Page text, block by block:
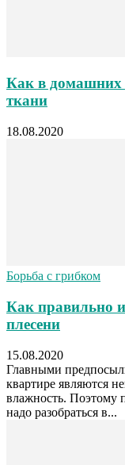
Как в домашних
ткани
18.08.2020
Борьба с грибком
Как правильно
плесени
15.08.2020
Главными
квартире являются
влажность. Поэтому
надо разобраться в...